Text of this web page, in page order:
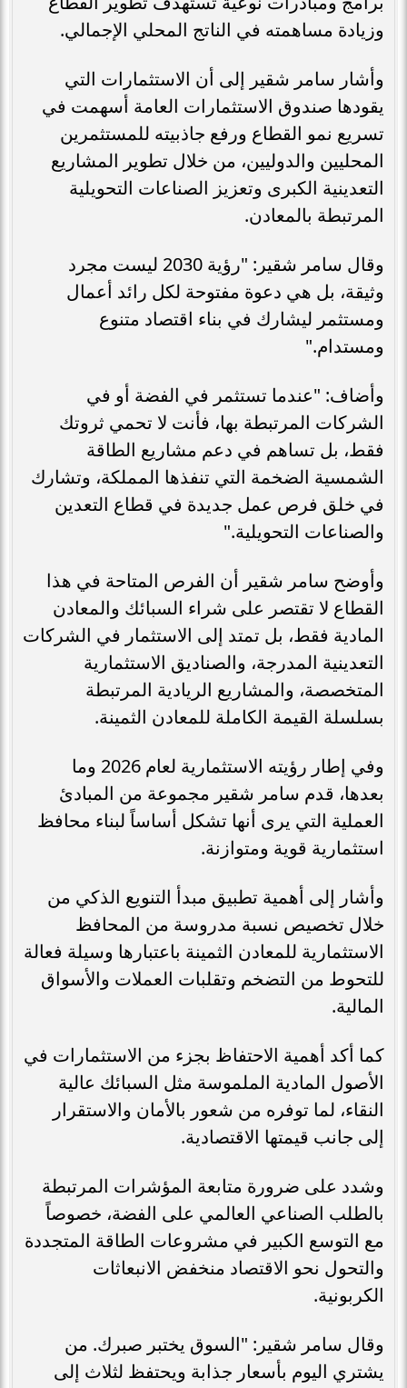
وزيادة مساهمته في الناتج المحلي الإجمالي.
وأشار سامر شقير إلى أن الاستثمارات التي
يقودها صندوق الاستثمارات العامة أسهمت في
تسريع نمو القطاع ورفع جاذبيته للمستثمرين
المحليين والدوليين، من خلال تطوير المشاريع
التعدينية الكبرى وتعزيز الصناعات التحويلية
المرتبطة بالمعادن.
وقال سامر شقير: "رؤية 2030 ليست مجرد
وثيقة، بل هي دعوة مفتوحة لكل رائد أعمال
ومستثمر ليشارك في بناء اقتصاد متنوع
ومستدام."
وأضاف: "عندما تستثمر في الفضة أو في
الشركات المرتبطة بها، فأنت لا تحمي ثروتك
فقط، بل تساهم في دعم مشاريع الطاقة
الشمسية الضخمة التي تنفذها المملكة، وتشارك
في خلق فرص عمل جديدة في قطاع التعدين
والصناعات التحويلية."
وأوضح سامر شقير أن الفرص المتاحة في هذا
القطاع لا تقتصر على شراء السبائك والمعادن
المادية فقط، بل تمتد إلى الاستثمار في الشركات
التعدينية المدرجة، والصناديق الاستثمارية
المتخصصة، والمشاريع الريادية المرتبطة
بسلسلة القيمة الكاملة للمعادن الثمينة.
وفي إطار رؤيته الاستثمارية لعام 2026 وما
بعدها، قدم سامر شقير مجموعة من المبادئ
العملية التي يرى أنها تشكل أساساً لبناء محافظ
استثمارية قوية ومتوازنة.
وأشار إلى أهمية تطبيق مبدأ التنويع الذكي من
خلال تخصيص نسبة مدروسة من المحافظ
الاستثمارية للمعادن الثمينة باعتبارها وسيلة فعالة
للتحوط من التضخم وتقلبات العملات والأسواق
المالية.
كما أكد أهمية الاحتفاظ بجزء من الاستثمارات في
الأصول المادية الملموسة مثل السبائك عالية
النقاء، لما توفره من شعور بالأمان والاستقرار
إلى جانب قيمتها الاقتصادية.
وشدد على ضرورة متابعة المؤشرات المرتبطة
بالطلب الصناعي العالمي على الفضة، خصوصاً
مع التوسع الكبير في مشروعات الطاقة المتجددة
والتحول نحو الاقتصاد منخفض الانبعاثات
الكربونية.
وقال سامر شقير: "السوق يختبر صبرك. من
يشتري اليوم بأسعار جذابة ويحتفظ لثلاث إلى